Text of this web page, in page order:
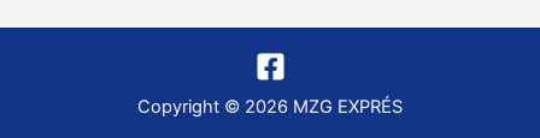
Copyright © 2026 MZG EXPRÉS